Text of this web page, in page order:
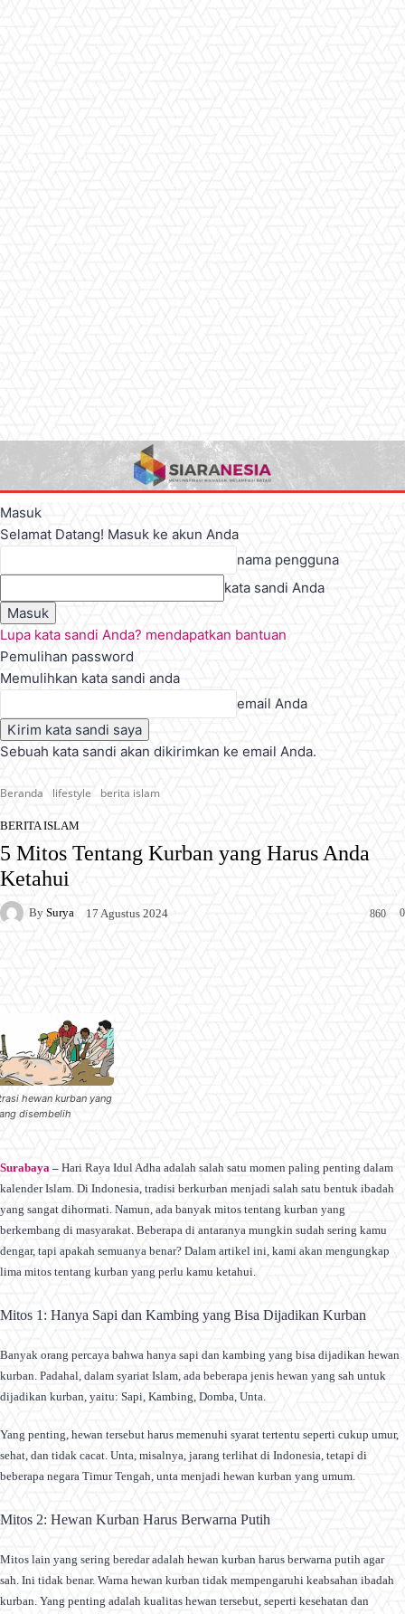
Masuk
Selamat Datang! Masuk ke akun Anda
nama pengguna
kata sandi Anda
Lupa kata sandi Anda? mendapatkan bantuan
Pemulihan password
Memulihkan kata sandi anda
email Anda
Sebuah kata sandi akan dikirimkan ke email Anda.
Beranda lifestyle berita islam
BERITA ISLAM
5 Mitos Tentang Kurban yang Harus Anda
Ketahui
By Surya 17 Agustus 2024 0
860
hewan kurban yang
disembelih
Surabaya – Hari Raya Idul Adha adalah salah satu momen paling penting dalam
kalender Islam. Di Indonesia, tradisi berkurban menjadi salah satu bentuk ibadah
yang sangat dihormati. Namun, ada banyak mitos tentang kurban yang
berkembang di masyarakat. Beberapa di antaranya mungkin sudah sering kamu
dengar, tapi apakah semuanya benar? Dalam artikel ini, kami akan mengungkap
lima mitos tentang kurban yang perlu kamu ketahui.
Mitos 1: Hanya Sapi dan Kambing yang Bisa Dijadikan Kurban
Banyak orang percaya bahwa hanya sapi dan kambing yang bisa dijadikan hewan
kurban. Padahal, dalam syariat Islam, ada beberapa jenis hewan yang sah untuk
dijadikan kurban, yaitu: Sapi, Kambing, Domba, Unta.
Yang penting, hewan tersebut harus memenuhi syarat tertentu seperti cukup umur,
sehat, dan tidak cacat. Unta, misalnya, jarang terlihat di Indonesia, tetapi di
beberapa negara Timur Tengah, unta menjadi hewan kurban yang umum.
Mitos 2: Hewan Kurban Harus Berwarna Putih
Mitos lain yang sering beredar adalah hewan kurban harus berwarna putih agar
sah. Ini tidak benar. Warna hewan kurban tidak mempengaruhi keabsahan ibadah
kurban. Yang penting adalah kualitas hewan tersebut, seperti kesehatan dan